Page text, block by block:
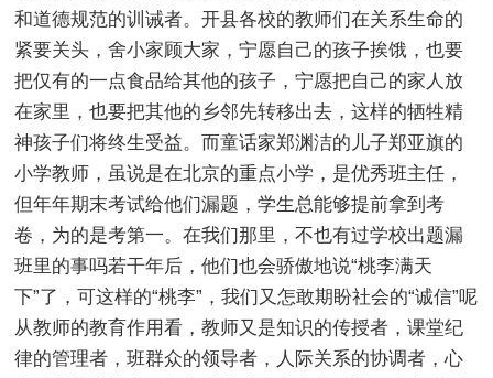
和道德规范的训诫者。开县各校的教师们在关系生命的
紧要关头，舍小家顾大家，宁愿自己的孩子挨饿，也要
把仅有的一点食品给其他的孩子，宁愿把自己的家人放
在家里，也要把其他的乡邻先转移出去，这样的牺牲精
神孩子们将终生受益。而童话家郑渊洁的儿子郑亚旗的
小学教师，虽说是在北京的重点小学，是优秀班主任，
但年年期末考试给他们漏题，学生总能够提前拿到考
卷，为的是考第一。在我们那里，不也有过学校出题漏
班里的事吗若干年后，他们也会骄傲地说“桃李满天
下”了，可这样的“桃李”，我们又怎敢期盼社会的“诚信”呢
从教师的教育作用看，教师又是知识的传授者，课堂纪
律的管理者，班群众的领导者，人际关系的协调者，心